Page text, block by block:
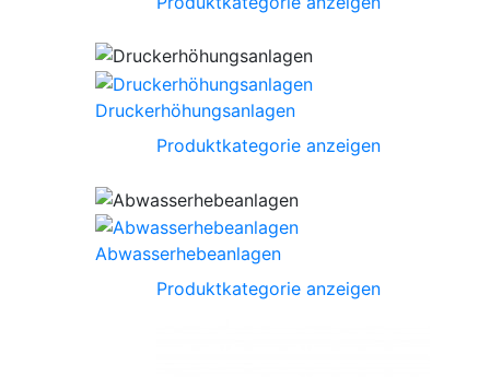
Druckerhöhungsanlagen
Produktkategorie anzeigen
Abwasserhebeanlagen
Produktkategorie anzeigen